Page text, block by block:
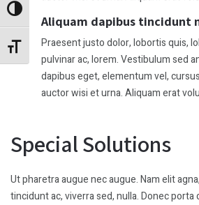
Alternar alto contraste
Alternar tamaño de letra
Aliquam dapibus tincidunt
Praesent justo dolor, lobortis quis,
pulvinar ac, lorem. Vestibulum sed
dapibus eget, elementum vel,
auctor wisi et urna. Aliquam erat
Special Solutions
Ut pharetra augue nec augue. Nam elit
tincidunt ac, viverra sed, nulla. Donec porta